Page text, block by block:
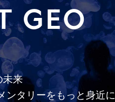
GEO
未来
ンタリーをもっと身近に